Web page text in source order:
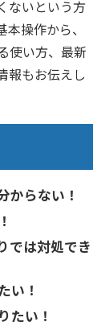
ないという方
操作から、
使い方、最新
報もお伝えし
からない！
では対処でき
い！
たい！